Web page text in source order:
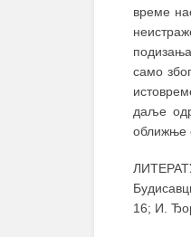
време
само
даље
оближње
16; И.